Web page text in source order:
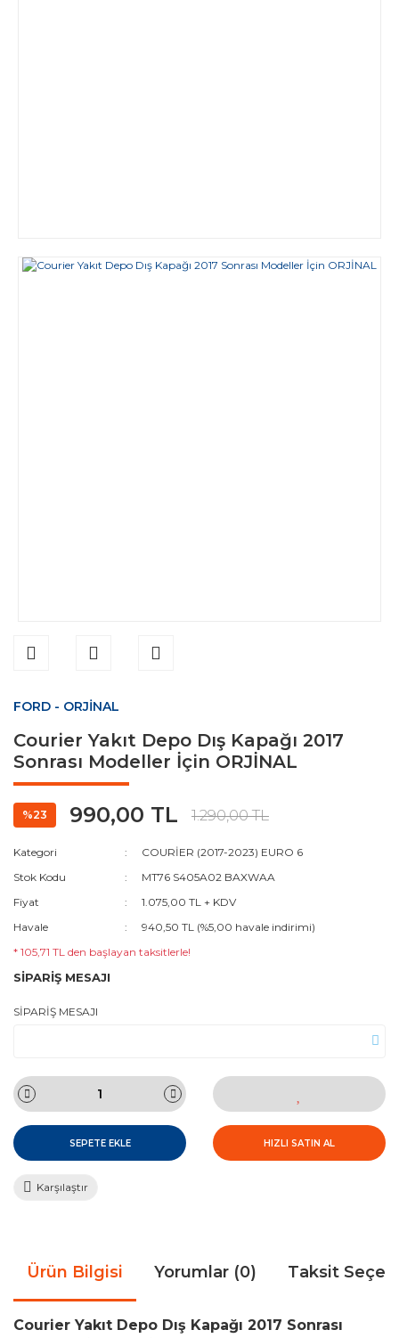
FORD - ORJİNAL
Courier Yakıt Depo Dış Kapağı 2017
Sonrası Modeller İçin ORJİNAL
%23 990,00 TL 1.290,00 TL
Kategori
COURİER (2017-2023) EURO 6
Stok Kodu
MT76 S405A02 BAXWAA
Fiyat
1.075,00 TL + KDV
Havale
940,50 TL (%5,00 havale indirimi)
* 105,71 TL den başlayan taksitlerle!
SİPARİŞ MESAJI
SİPARİŞ MESAJI
SEPETE EKLE HIZLI SATIN AL
Karşılaştır
Ürün Bilgisi Yorumlar (0) Taksit
Courier Yakıt Depo Dış Kapağı 2017 Sonrası